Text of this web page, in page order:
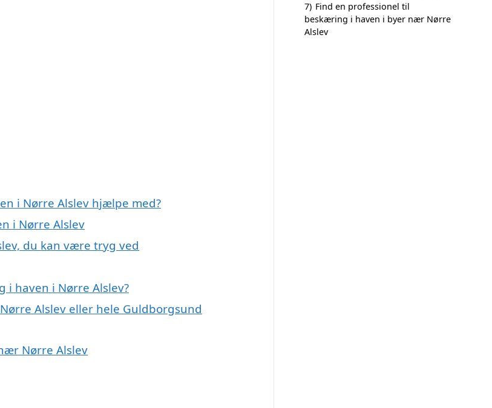
i Nørre Alslev hjælpe med?
i Nørre Alslev
du kan være tryg ved
i haven i Nørre Alslev?
Alslev eller hele Guldborgsund
Nørre Alslev
7) Find en professionel til
beskæring i haven i byer nær Nørre
Alslev